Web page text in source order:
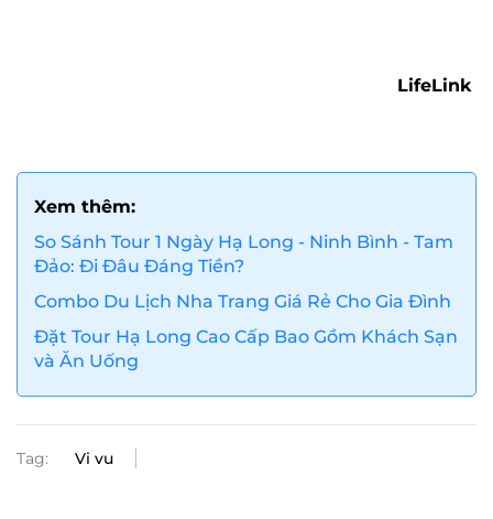
LifeLink
Xem thêm:
So Sánh Tour 1 Ngày Hạ Long - Ninh Bình - Tam
Đảo: Đi Đâu Đáng Tiền?
Combo Du Lịch Nha Trang Giá Rẻ Cho Gia Đình
Đặt Tour Hạ Long Cao Cấp Bao Gồm Khách Sạn
và Ăn Uống
Tag: Vi vu